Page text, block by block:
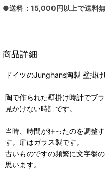
●送料：15,000円以上で送料
商品詳細
ドイツのJunghans陶製 壁掛け
陶で作られた壁掛け時計でブ
見かけない時計です。
当時、時間が狂ったのを調整
す。扉はガラス製です。
古いものですの頻繁に文字盤
思います。